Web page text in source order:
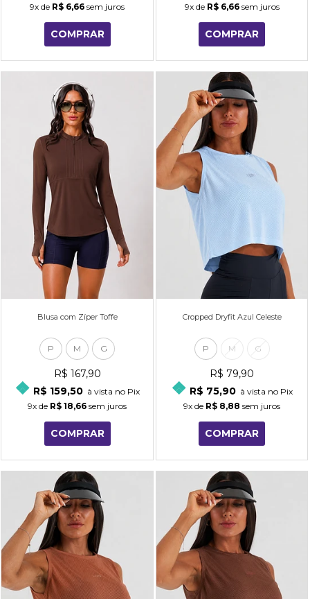
9x de R$ 6,66 sem juros
COMPRAR
9xde R$ 6,66sem juros
COMPRAR
Blusa com Zíper Toffe
P M G
R$ 167,90
R$ 159,50 à vista no Pix
9x de R$ 18,66 sem juros
COMPRAR
Cropped Dryfit Azul Celeste
P M G
R$ 79,90
R$ 75,90 à vista no Pix
9x de R$ 8,88 sem juros
COMPRAR